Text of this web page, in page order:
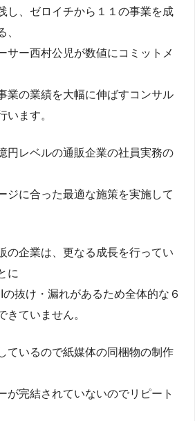
し、ゼロイチから１１の事業を成
、
サー西村公児が数値にコミットメ
業の業績を大幅に伸ばすコンサル
います。
円レベルの通販企業の社員実務の
ジに合った最適な施策を実施して
の企業は、更なる成長を行ってい
に
抜け・漏れがあるため全体的な６
きていません。
ているので紙媒体の同梱物の制作
が完結されていないのでリピート